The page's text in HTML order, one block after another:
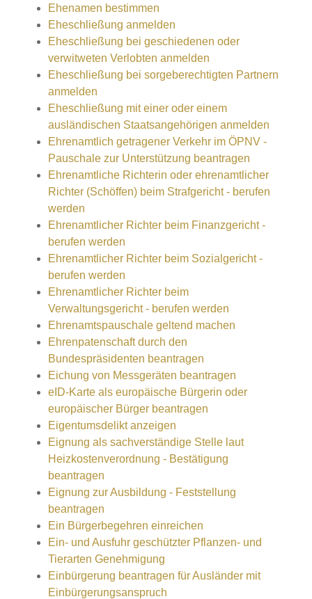
Ehenamen bestimmen
Eheschließung anmelden
Eheschließung bei geschiedenen oder
verwitweten Verlobten anmelden
Eheschließung bei sorgeberechtigten Partnern
anmelden
Eheschließung mit einer oder einem
ausländischen Staatsangehörigen anmelden
Ehrenamtlich getragener Verkehr im ÖPNV -
Pauschale zur Unterstützung beantragen
Ehrenamtliche Richterin oder ehrenamtlicher
Richter (Schöffen) beim Strafgericht - berufen
werden
Ehrenamtlicher Richter beim Finanzgericht -
berufen werden
Ehrenamtlicher Richter beim Sozialgericht -
berufen werden
Ehrenamtlicher Richter beim
Verwaltungsgericht - berufen werden
Ehrenamtspauschale geltend machen
Ehrenpatenschaft durch den
Bundespräsidenten beantragen
Eichung von Messgeräten beantragen
eID-Karte als europäische Bürgerin oder
europäischer Bürger beantragen
Eigentumsdelikt anzeigen
Eignung als sachverständige Stelle laut
Heizkostenverordnung - Bestätigung
beantragen
Eignung zur Ausbildung - Feststellung
beantragen
Ein Bürgerbegehren einreichen
Ein- und Ausfuhr geschützter Pflanzen- und
Tierarten Genehmigung
Einbürgerung beantragen für Ausländer mit
Einbürgerungsanspruch